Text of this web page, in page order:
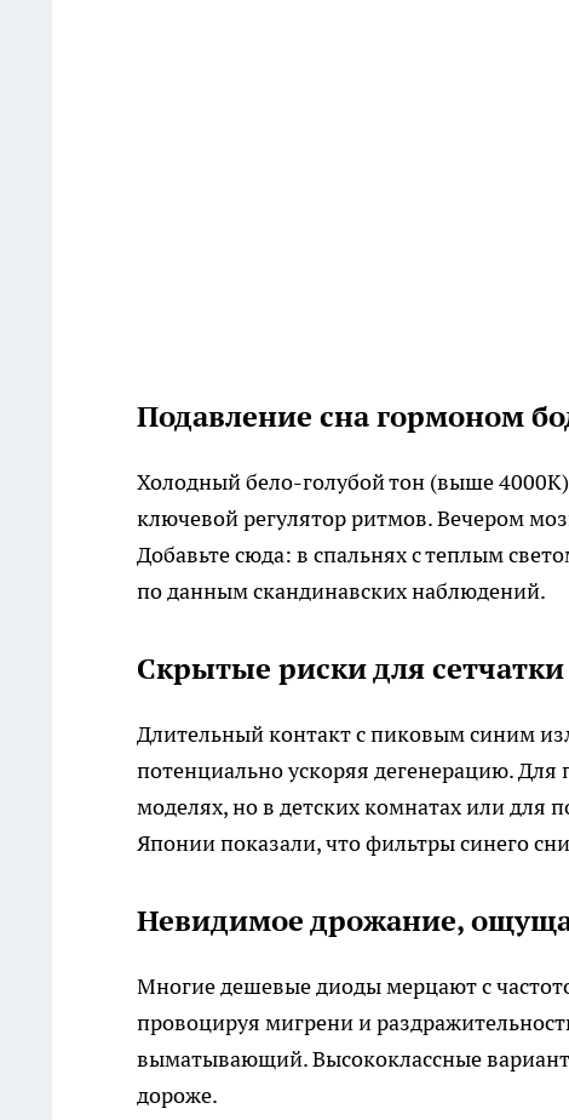
Подавление сна гормоном
Холодный бело-голубой тон (выше
ключевой регулятор ритмов. Вечером
Добавьте сюда: в спальнях с теплым
по данным скандинавских наблюдений.
Скрытые риски для сетчатки
Длительный контакт с пиковым синим
потенциально ускоряя дегенерацию.
моделях, но в детских комнатах или для
Японии показали, что фильтры синего
Невидимое дрожание,
Многие дешевые диоды мерцают с
провоцируя мигрени и
выматывающий. Высококлассные
дороже.